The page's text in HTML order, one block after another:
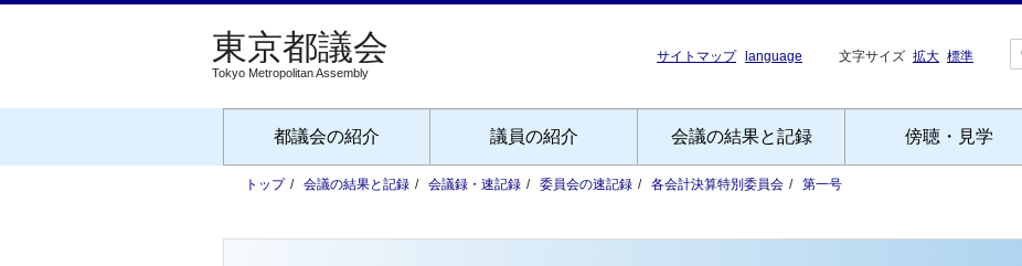
Tokyo Metropolitan Assembly
サイトマップ language 文字サイズ 拡大 標準
都議会の紹介 議員の紹介 会議の結果と記録 傍聴・見学
トップ 会議の結果と記録 会議録・速記録 委員会の速記録 各会計決算特別委員会 第一号